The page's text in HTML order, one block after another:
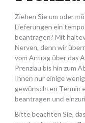
Ziehen Sie um oder
Lieferungen ein
beantragen? Mit
Nerven, denn wir
vom Antrag über das
Prenzlau bis hin zum
Ihnen nur einige
gewünschten Termin
beantragen und
Bitte beachten Sie,